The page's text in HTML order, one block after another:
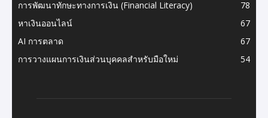
การพัฒนาทักษะทางการเงิน (Financial Literacy)
78
หาเงินออนไลน์
67
AI การตลาด
67
การวางแผนการเงินส่วนบุคคลสำหรับมือใหม่
54